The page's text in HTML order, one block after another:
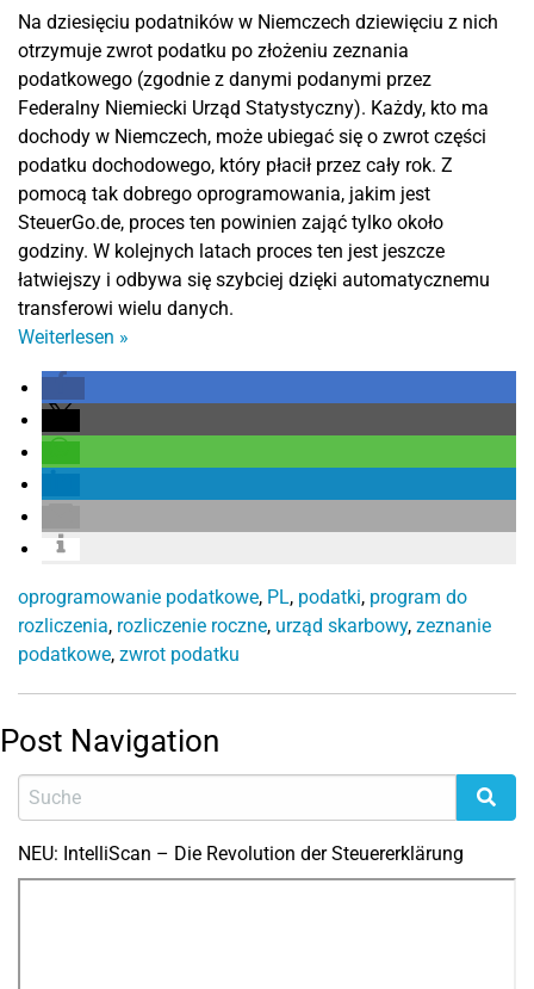
Na dziesięciu podatników w Niemczech dziewięciu z nich
otrzymuje zwrot podatku po złożeniu zeznania
podatkowego (zgodnie z danymi podanymi przez
Federalny Niemiecki Urząd Statystyczny). Każdy, kto ma
dochody w Niemczech, może ubiegać się o zwrot części
podatku dochodowego, który płacił przez cały rok. Z
pomocą tak dobrego oprogramowania, jakim jest
SteuerGo.de, proces ten powinien zająć tylko około
godziny. W kolejnych latach proces ten jest jeszcze
łatwiejszy i odbywa się szybciej dzięki automatycznemu
transferowi wielu danych.
Weiterlesen »
oprogramowanie podatkowe, PL, podatki, program do
rozliczenia, rozliczenie roczne, urząd skarbowy, zeznanie
podatkowe, zwrot podatku
Post Navigation
NEU: IntelliScan – Die Revolution der Steuererklärung